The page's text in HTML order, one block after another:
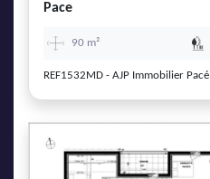
Pace
90 m²
REF1532MD - AJP Immobilier Pacé